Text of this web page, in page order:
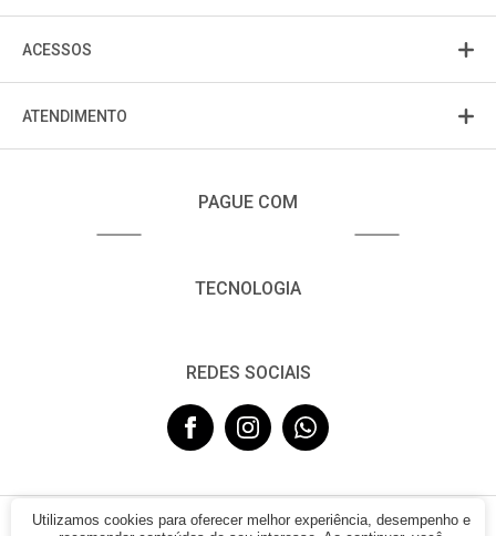
ACESSOS
ATENDIMENTO
PAGUE COM
TECNOLOGIA
REDES SOCIAIS
Utilizamos cookies para oferecer melhor experiência, desempenho e